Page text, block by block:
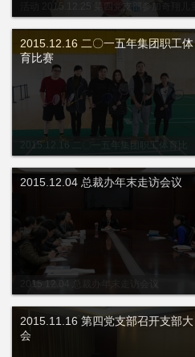
活动 2015.12.25 第四党支部参加奇翔儿童
2015.12.16 二〇一五年集团职工体育比
2015.12.16 二〇一五年集团职工体
育比赛
2015.12.04 总裁办年末走访会议
2015.12.04 总裁办年末走访会议
2015.11.16 第四党支部召开支部大
会